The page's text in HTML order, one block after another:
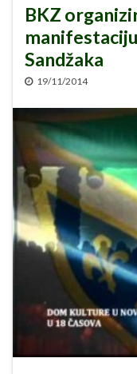
BKZ
Sandžaka
19/11/2014